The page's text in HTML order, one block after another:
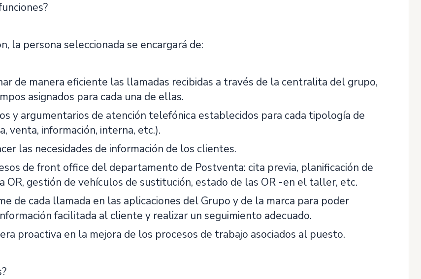
la persona seleccionada se encargará de:
de manera eficiente las llamadas recibidas a través de la centralita del grupo,
asignados para cada una de ellas.
y argumentarios de atención telefónica establecidos para cada tipología de
venta, información, interna, etc.).
las necesidades de información de los clientes.
de front office del departamento de Postventa: cita previa, planificación de
OR, gestión de vehículos de sustitución, estado de las OR -en el taller, etc.
de cada llamada en las aplicaciones del Grupo y de la marca para poder
facilitada al cliente y realizar un seguimiento adecuado.
proactiva en la mejora de los procesos de trabajo asociados al puesto.